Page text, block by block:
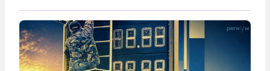
власти», — подчеркнул президент Владимир Путин
на состоявшейся 5 августа в Кремле...